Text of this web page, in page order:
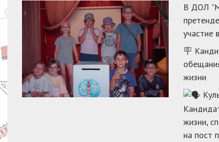
В ДОЛ
участие
🪧
жизни
жизни,
на пост